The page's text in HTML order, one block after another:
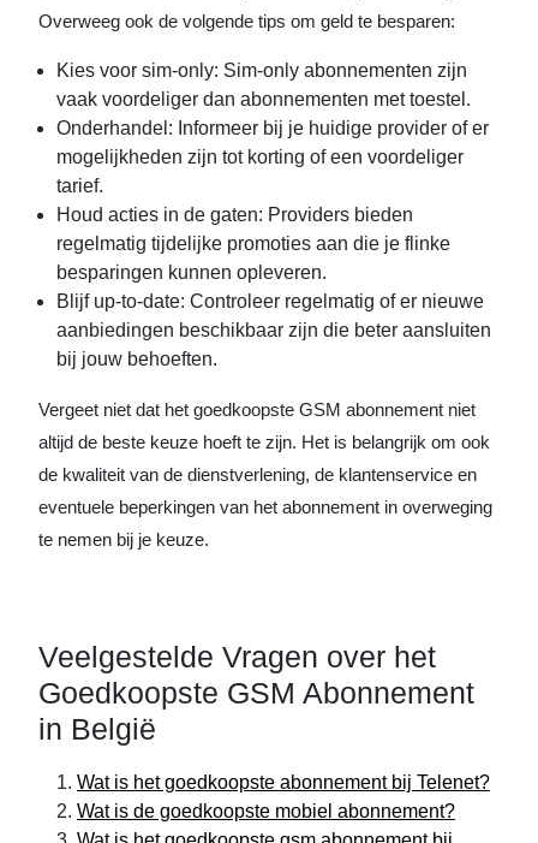
Overweeg ook de volgende tips om geld te besparen:
Kies voor sim-only: Sim-only abonnementen zijn
vaak voordeliger dan abonnementen met toestel.
Onderhandel: Informeer bij je huidige provider of er
mogelijkheden zijn tot korting of een voordeliger
tarief.
Houd acties in de gaten: Providers bieden
regelmatig tijdelijke promoties aan die je flinke
besparingen kunnen opleveren.
Blijf up-to-date: Controleer regelmatig of er nieuwe
aanbiedingen beschikbaar zijn die beter aansluiten
bij jouw behoeften.
Vergeet niet dat het goedkoopste GSM abonnement niet
altijd de beste keuze hoeft te zijn. Het is belangrijk om ook
de kwaliteit van de dienstverlening, de klantenservice en
eventuele beperkingen van het abonnement in overweging
te nemen bij je keuze.
Veelgestelde Vragen over het
Goedkoopste GSM Abonnement
in België
Wat is het goedkoopste abonnement bij Telenet?
Wat is de goedkoopste mobiel abonnement?